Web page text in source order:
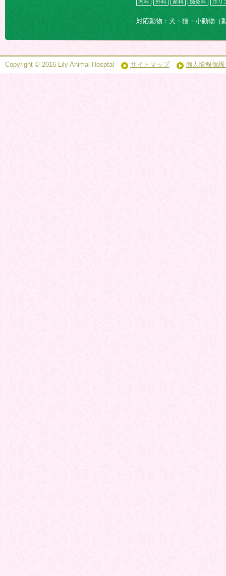
内科 外科 産科 鍼灸科 ホリ
対応動物：犬・猫・小動物（
Copyright © 2016 Lily Animal-Hosptal サイトマップ 個人情報保